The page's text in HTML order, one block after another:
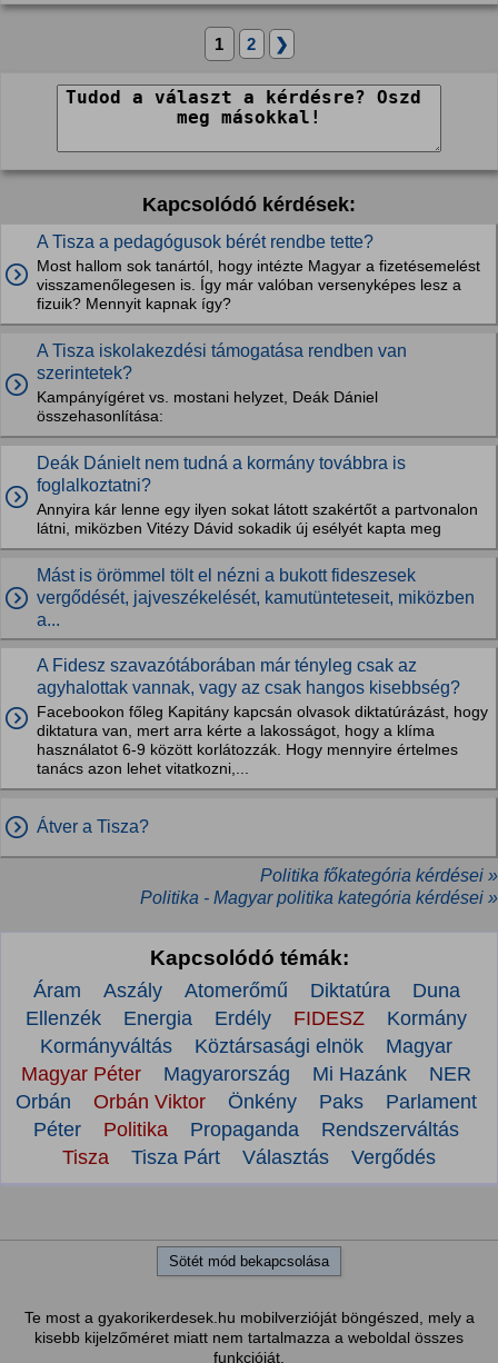
1 2 ❯
Kapcsolódó kérdések:
A Tisza a pedagógusok bérét rendbe tette?
Most hallom sok tanártól, hogy intézte Magyar a fizetésemelést
visszamenőlegesen is. Így már valóban versenyképes lesz a
fizuik? Mennyit kapnak így?
A Tisza iskolakezdési támogatása rendben van
szerintetek?
Kampányígéret vs. mostani helyzet, Deák Dániel
összehasonlítása:
Deák Dánielt nem tudná a kormány továbbra is
foglalkoztatni?
Annyira kár lenne egy ilyen sokat látott szakértőt a partvonalon
látni, miközben Vitézy Dávid sokadik új esélyét kapta meg
Mást is örömmel tölt el nézni a bukott fideszesek
vergődését, jajveszékelését, kamutünteteseit, miközben
a...
A Fidesz szavazótáborában már tényleg csak az
agyhalottak vannak, vagy az csak hangos kisebbség?
Facebookon főleg Kapitány kapcsán olvasok diktatúrázást, hogy
diktatura van, mert arra kérte a lakosságot, hogy a klíma
használatot 6-9 között korlátozzák. Hogy mennyire értelmes
tanács azon lehet vitatkozni,...
Átver a Tisza?
Politika főkategória kérdései »
Politika - Magyar politika kategória kérdései »
Kapcsolódó témák:
Áram Aszály Atomerőmű Diktatúra
Duna
Ellenzék
Energia Erdély FIDESZ
Kormány
Kormányváltás
Köztársasági elnök
Magyar
Magyar Péter
Magyarország Mi Hazánk
NER
Orbán
Orbán Viktor Önkény Paks
Parlament
Péter
Politika Propaganda
Rendszerváltás
Tisza
Tisza Párt Választás Vergődés
Sötét mód bekapcsolása
Te most a gyakorikerdesek.hu mobilverzióját böngészed, mely a
kisebb kijelzőméret miatt nem tartalmazza a weboldal összes
funkcióját.